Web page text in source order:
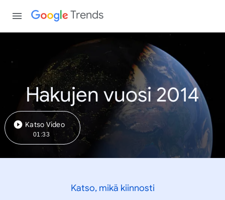
Trends
Hakujen vuosi 2014
Katso Video
01:33
Katso, mikä kiinnosti